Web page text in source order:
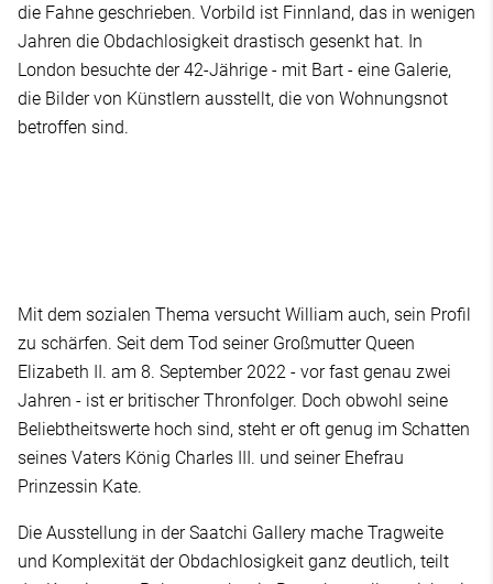
die Fahne geschrieben. Vorbild ist Finnland, das in wenigen
Jahren die Obdachlosigkeit drastisch gesenkt hat. In
London besuchte der 42-Jährige - mit Bart - eine Galerie,
die Bilder von Künstlern ausstellt, die von Wohnungsnot
betroffen sind.
Mit dem sozialen Thema versucht William auch, sein Profil
zu schärfen. Seit dem Tod seiner Großmutter Queen
Elizabeth II. am 8. September 2022 - vor fast genau zwei
Jahren - ist er britischer Thronfolger. Doch obwohl seine
Beliebtheitswerte hoch sind, steht er oft genug im Schatten
seines Vaters König Charles III. und seiner Ehefrau
Prinzessin Kate.
Die Ausstellung in der Saatchi Gallery mache Tragweite
und Komplexität der Obdachlosigkeit ganz deutlich, teilt